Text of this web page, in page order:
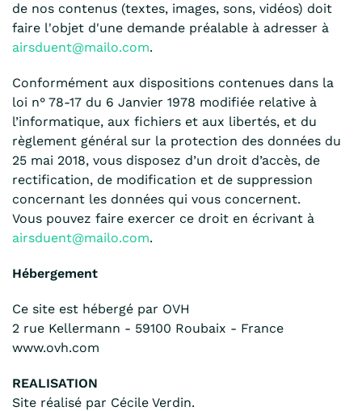
de nos contenus (textes, images, sons, vidéos) doit
faire l'objet d'une demande préalable à adresser à
airsduent@mailo.com.
Conformément aux dispositions contenues dans la
loi n° 78-17 du 6 Janvier 1978 modifiée relative à
l’informatique, aux fichiers et aux libertés, et du
règlement général sur la protection des données du
25 mai 2018, vous disposez d’un droit d’accès, de
rectification, de modification et de suppression
concernant les données qui vous concernent.
Vous pouvez faire exercer ce droit en écrivant à
airsduent@mailo.com.
Hébergement
Ce site est hébergé par OVH
2 rue Kellermann - 59100 Roubaix - France
www.ovh.com
REALISATION
Site réalisé par Cécile Verdin.